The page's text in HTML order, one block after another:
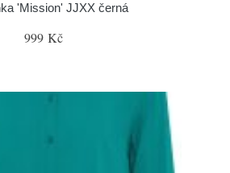
'Mission' JJXX černá
999 Kč